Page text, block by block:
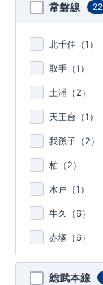
常磐線 22
北千住（1）
取手（1）
土浦（2）
天王台（1）
我孫子（2）
柏（2）
水戸（1）
牛久（6）
赤塚（6）
総武本線